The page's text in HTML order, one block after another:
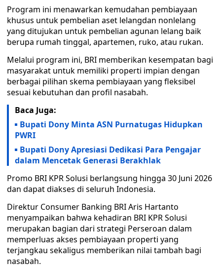
Program ini menawarkan kemudahan pembiayaan
khusus untuk pembelian aset lelangdan nonlelang
yang ditujukan untuk pembelian agunan lelang baik
berupa rumah tinggal, apartemen, ruko, atau rukan.
Melalui program ini, BRI memberikan kesempatan bagi
masyarakat untuk memiliki properti impian dengan
berbagai pilihan skema pembiayaan yang fleksibel
sesuai kebutuhan dan profil nasabah.
Baca Juga:
Bupati Dony Minta ASN Purnatugas Hidupkan
PWRI
Bupati Dony Apresiasi Dedikasi Para Pengajar
dalam Mencetak Generasi Berakhlak
Promo BRI KPR Solusi berlangsung hingga 30 Juni 2026
dan dapat diakses di seluruh Indonesia.
Direktur Consumer Banking BRI Aris Hartanto
menyampaikan bahwa kehadiran BRI KPR Solusi
merupakan bagian dari strategi Perseroan dalam
memperluas akses pembiayaan properti yang
terjangkau sekaligus memberikan nilai tambah bagi
nasabah.